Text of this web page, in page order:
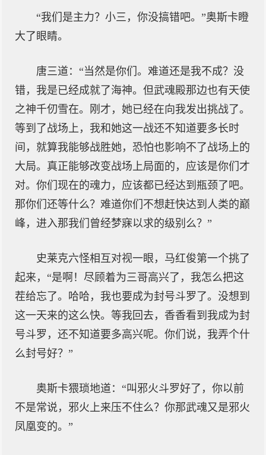
“我们是主力？小三，你没搞错吧。”奥斯卡瞪
大了眼睛。
唐三道：“当然是你们。难道还是我不成？没
错，我是已经成就了海神。但武魂殿那边也有天使
之神千仞雪在。刚才，她已经在向我发出挑战了。
等到了战场上，我和她这一战还不知道要多长时
间，就算我能够战胜她，恐怕也影响不了战场上的
大局。真正能够改变战场上局面的，应该是你们才
对。你们现在的魂力，应该都已经达到瓶颈了吧。
那你们还等什么？难道你们不想赶快达到人类的巅
峰，进入那我们曾经梦寐以求的级别么？”
史莱克六怪相互对视一眼，马红俊第一个挑了
起来，“是啊！尽顾着为三哥高兴了，我怎么把这
茬给忘了。哈哈，我也要成为封号斗罗了。没想到
这一天来的这么快。等我回去，香香看到我成为封
号斗罗，还不知道要多高兴呢。你们说，我弄个什
么封号好？”
奥斯卡猥琐地道：“叫邪火斗罗好了，你以前
不是常说，邪火上来压不住么？你那武魂又是邪火
凤凰变的。”